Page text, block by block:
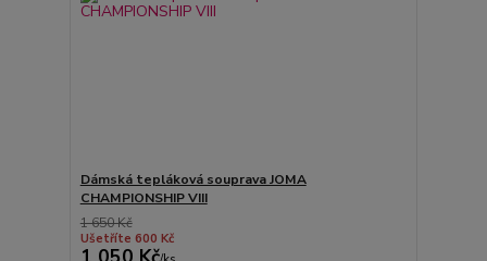
Dámská tepláková souprava JOMA
CHAMPIONSHIP VIII
1 650 Kč
Ušetříte 600 Kč